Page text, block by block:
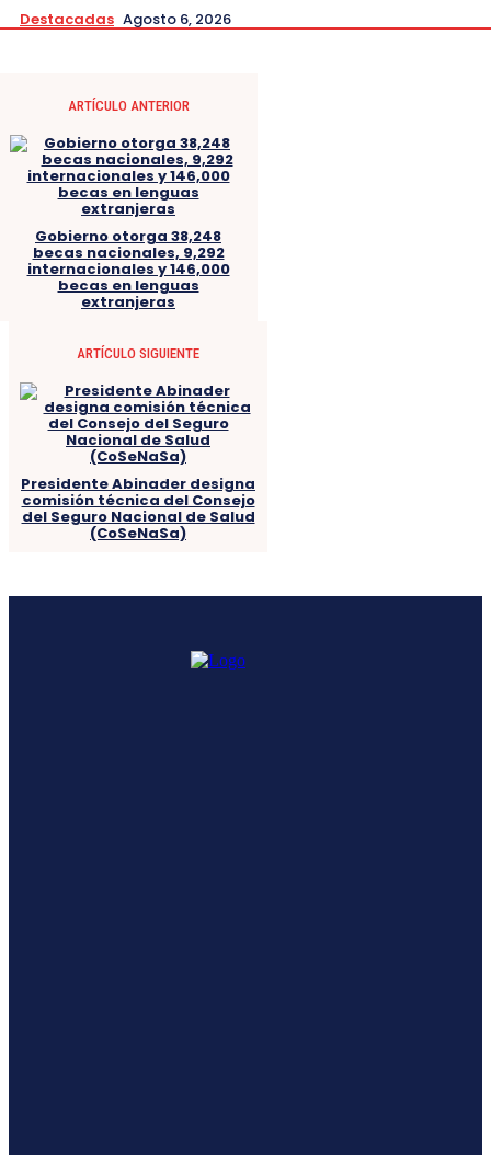
Destacadas Agosto 6, 2026
ARTÍCULO ANTERIOR
Gobierno otorga 38,248
becas nacionales, 9,292
internacionales y 146,000
becas en lenguas
extranjeras
ARTÍCULO SIGUIENTE
Presidente Abinader designa
comisión técnica del Consejo
del Seguro Nacional de Salud
(CoSeNaSa)